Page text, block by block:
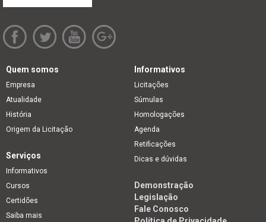
Quem somos
Empresa
Atualidade
História
Origem da Licitação
Informativos
Licitações
Súmulas
Homologações
Agenda
Retificações
Dicas e dúvidas
Serviços
Informativos
Cursos
Certidões
Saiba mais
Demonstração
Legislação
Fale Conosco